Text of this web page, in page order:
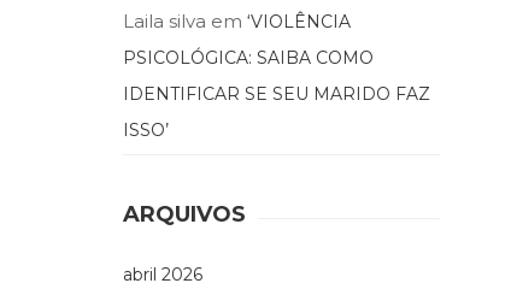
Laila silva em ‘VIOLÊNCIA
PSICOLÓGICA: SAIBA COMO
IDENTIFICAR SE SEU MARIDO FAZ
ISSO’
ARQUIVOS
abril 2026